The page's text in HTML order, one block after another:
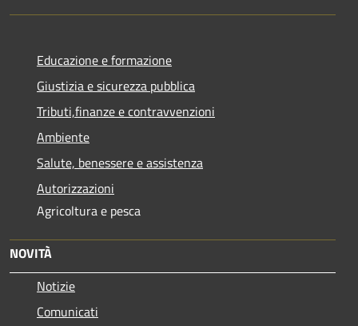
Educazione e formazione
Giustizia e sicurezza pubblica
Tributi,finanze e contravvenzioni
Ambiente
Salute, benessere e assistenza
Autorizzazioni
Agricoltura e pesca
NOVITÀ
Notizie
Comunicati